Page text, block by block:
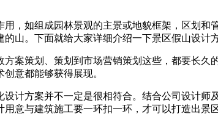
如组成园林景观的主景或地貌框架，区划和
山。下面就给大家详细介绍一下景区假山设计
策划、策划到市场营销策划这些，都要长久
意都能够获得展现。
方案并不一定是很相符合。结合公司设计师
意与建筑施工要一环扣一环，才可以打造出景区